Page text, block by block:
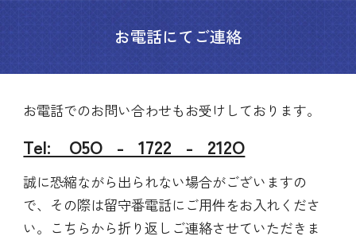
お電話にてご連絡
お電話でのお問い合わせもお受けしております。
Tel: O5O - 1722 - 212O
誠に恐縮ながら出られない場合がございますの
で、その際は留守番電話にご用件をお入れくださ
い。こちらから折り返しご連絡させていただきま